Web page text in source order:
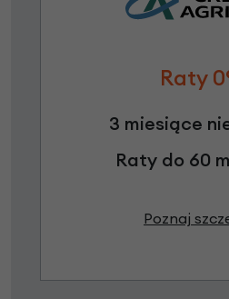
Raty
3 miesiące
Raty do 60
Poznaj